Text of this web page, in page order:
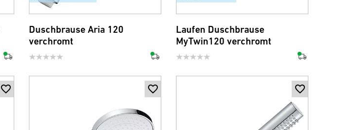
Duschbrause Aria 120
verchromt
Laufen Duschbrause
MyTwin120 verchromt